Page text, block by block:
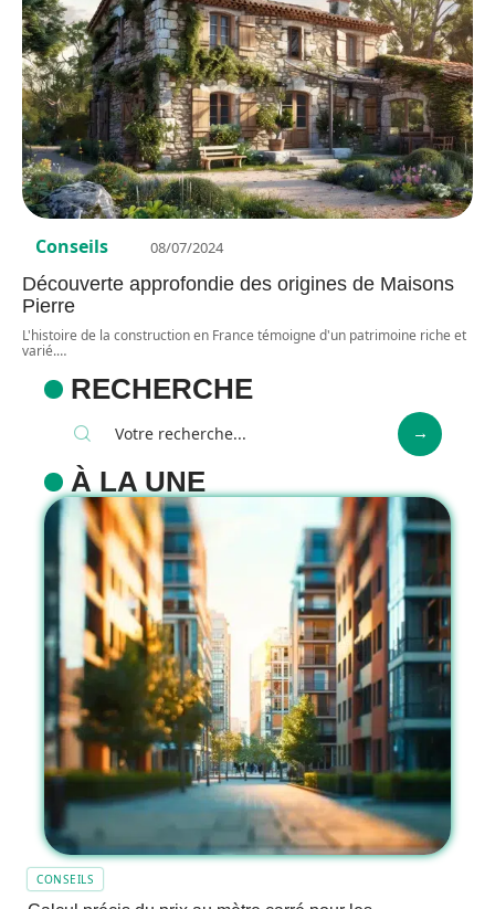
Conseils 08/07/2024
Découverte approfondie des origines de Maisons
Pierre
L'histoire de la construction en France témoigne d'un patrimoine riche et
varié.…
RECHERCHE
À LA UNE
CONSEILS